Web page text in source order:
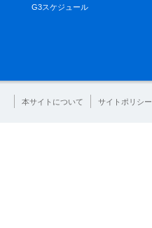
G3スケジュール
本サイトについて サイトポリシー